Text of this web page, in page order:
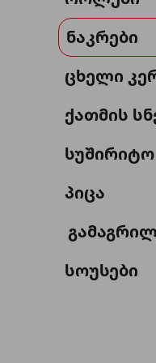
ნაკრები
ცხელი
ქათმის
სუშირიტო
პიცა
სოუსები